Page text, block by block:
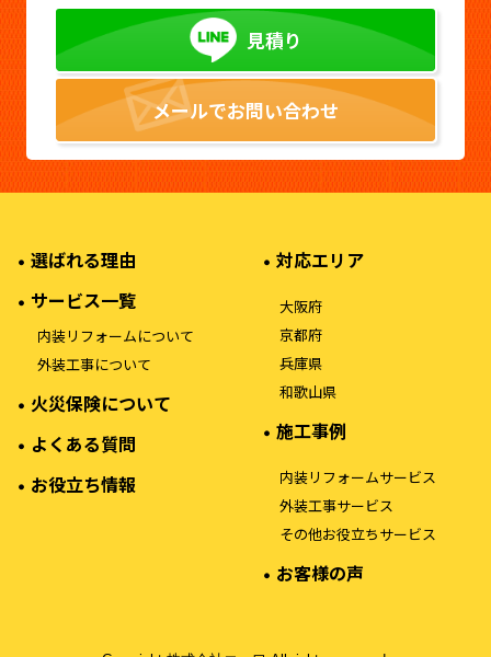
見積り
メールでお問い合わせ
選ばれる理由
サービス一覧
内装リフォームについて
外装工事について
火災保険について
よくある質問
お役立ち情報
対応エリア
大阪府
京都府
兵庫県
和歌山県
施工事例
内装リフォームサービス
外装工事サービス
その他お役立ちサービス
お客様の声